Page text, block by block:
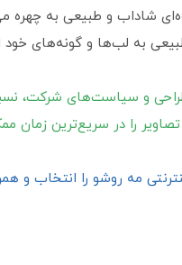
شاداب و طبیعی به چهره
به لب‌ها و گونه‌های
و سیاست‌های شرکت،
را در سریع‌ترین زمان
مه روشو را انتخاب و